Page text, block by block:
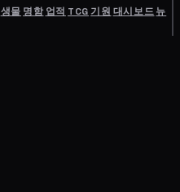
생물 명함 업적 TCG기원 대시보드뉴